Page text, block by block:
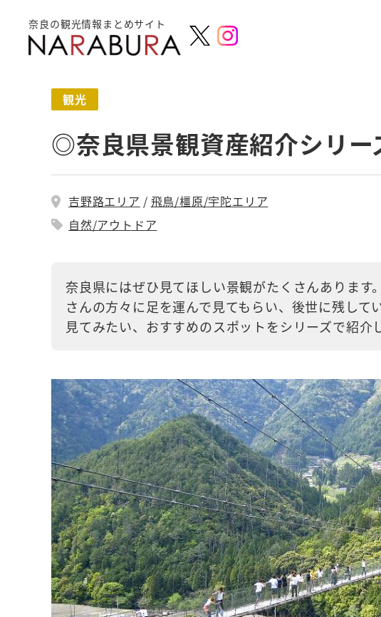
奈良の観光情報まとめサイト
観光
◎奈良県景観資産紹介シリ
吉野路エリア
飛鳥/橿原/宇陀エリア
自然/アウトドア
奈良県にはぜひ見てほしい景観がたくさんあります
さんの方々に足を運んで見てもらい、後世に残し
見てみたい、おすすめのスポットをシリーズで紹介